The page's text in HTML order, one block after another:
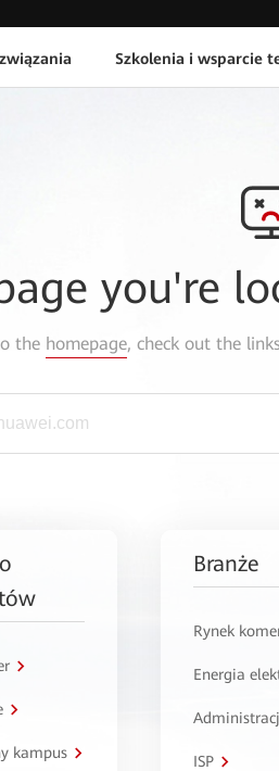
Szkolenia i wsparcie
you're
the homepage, check out the
kampus
Branże
Rynek
Energia
ISP